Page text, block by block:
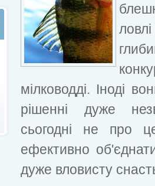
мілководді. Іноді
рішенні дуже
сьогодні не про
ефективно
дуже вловисту